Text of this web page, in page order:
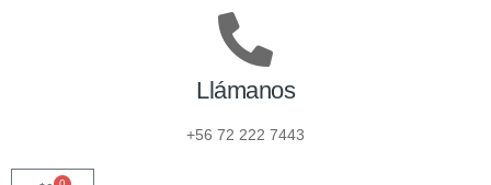
Llámanos
+56 72 222 7443